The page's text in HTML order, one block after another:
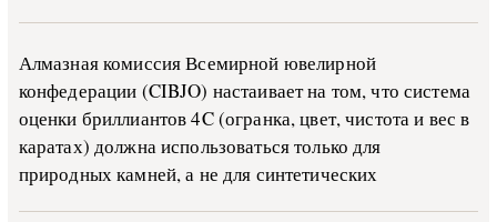
Алмазная комиссия Всемирной ювелирной
конфедерации (CIBJO) настаивает на том, что система
оценки бриллиантов 4C (огранка, цвет, чистота и вес в
каратах) должна использоваться только для
природных камней, а не для синтетических